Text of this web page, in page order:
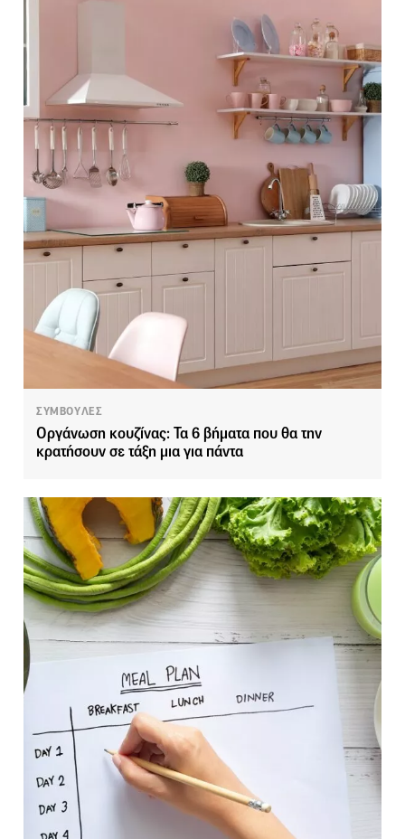
ΣΥΜΒΟΥΛΕΣ
Οργάνωση κουζίνας: Τα 6 βήματα που θα την
κρατήσουν σε τάξη μια για πάντα